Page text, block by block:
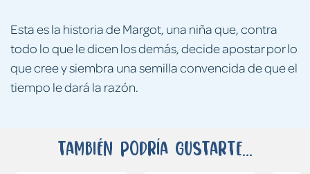
Esta es la historia de Margot, una niña que, contra
todo lo que le dicen los demás, decide apostar por lo
que cree y siembra una semilla convencida de que el
tiempo le dará la razón.
También podría gustarte...